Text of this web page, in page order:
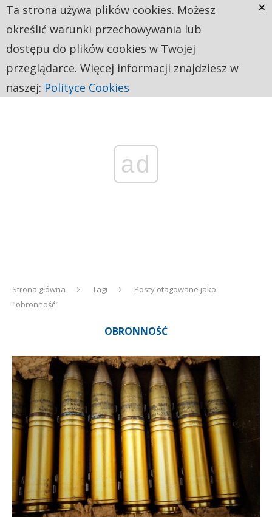
ad
Strona główna Tagi
Posty otagowane jako
"obronność"
OBRONNOŚĆ
Ta strona używa plików cookies. Możesz
określić warunki przechowywania lub
dostępu do plików cookies w Twojej
przeglądarce. Więcej informacji znajdziesz w
naszej: Polityce Cookies
×